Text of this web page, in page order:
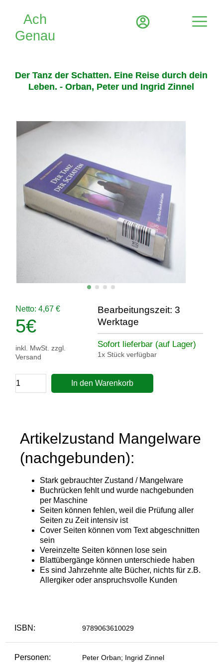
Der Tanz der Schatten. Eine Reise durch dein
Leben. - Orban, Peter und Ingrid Zinnel
Netto: 4,67 €
5€
inkl. MwSt. zzgl.
Versand
In den Warenkorb
Bearbeitungszeit: 3
Werktage
Sofort lieferbar (auf Lager)
1x Stück verfügbar
ISBN: 9789063610029
Personen: Peter Orban; Ingrid Zinnel